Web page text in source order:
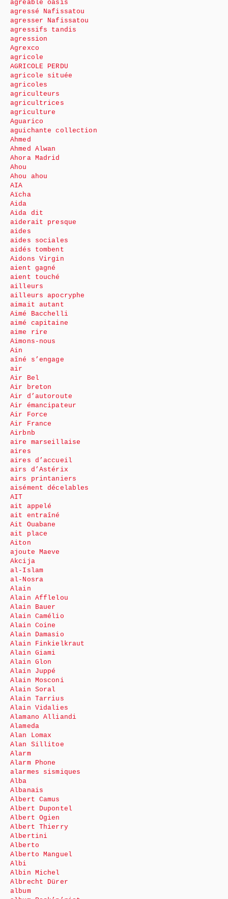
agréable oasis
agressé Nafissatou
agresser Nafissatou
agressifs tandis
agression
Agrexco
agricole
AGRICOLE PERDU
agricole située
agricoles
agriculteurs
agricultrices
agriculture
Aguarico
aguichante collection
Ahmed
Ahmed Alwan
Ahora Madrid
Ahou
Ahou ahou
AIA
Aïcha
Aida
Aida dit
aiderait presque
aides
aides sociales
aidés tombent
Aidons Virgin
aient gagné
aient touché
ailleurs
ailleurs apocryphe
aimait autant
Aimé Bacchelli
aimé capitaine
aime rire
Aimons-nous
Ain
aîné s’engage
air
Air Bel
Air breton
Air d’autoroute
Air émancipateur
Air Force
Air France
Airbnb
aire marseillaise
aires
aires d’accueil
airs d’Astérix
airs printaniers
aisément décelables
AIT
ait appelé
ait entraîné
Ait Ouabane
ait place
Aiton
ajoute Maeve
Akcija
al-Islam
al-Nosra
Alain
Alain Afflelou
Alain Bauer
Alain Camélio
Alain Coine
Alain Damasio
Alain Finkielkraut
Alain Giami
Alain Glon
Alain Juppé
Alain Mosconi
Alain Soral
Alain Tarrius
Alain Vidalies
Alamano Alliandi
Alameda
Alan Lomax
Alan Sillitoe
Alarm
Alarm Phone
alarmes sismiques
Alba
Albanais
Albert Camus
Albert Dupontel
Albert Ogien
Albert Thierry
Albertini
Alberto
Alberto Manguel
Albi
Albin Michel
Albrecht Dürer
album